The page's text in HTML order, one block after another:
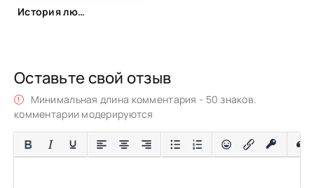
История любви (1981)
Оставьте свой отзыв
Минимальная длина комментария - 50 знаков.
комментарии модерируются